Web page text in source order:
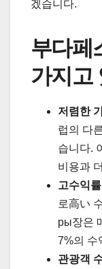
겠습니다.
부다페
가지고
저렴한
럽의 다
습니다.
비용과
고수익률
로高い
ры장은
7%의 수
관광객